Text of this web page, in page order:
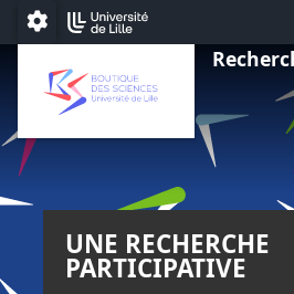
Aller au menu
Aller au contenu
Aller au pied de page
Paramétrage
UNE RECHERCHE
PARTICIPATIVE